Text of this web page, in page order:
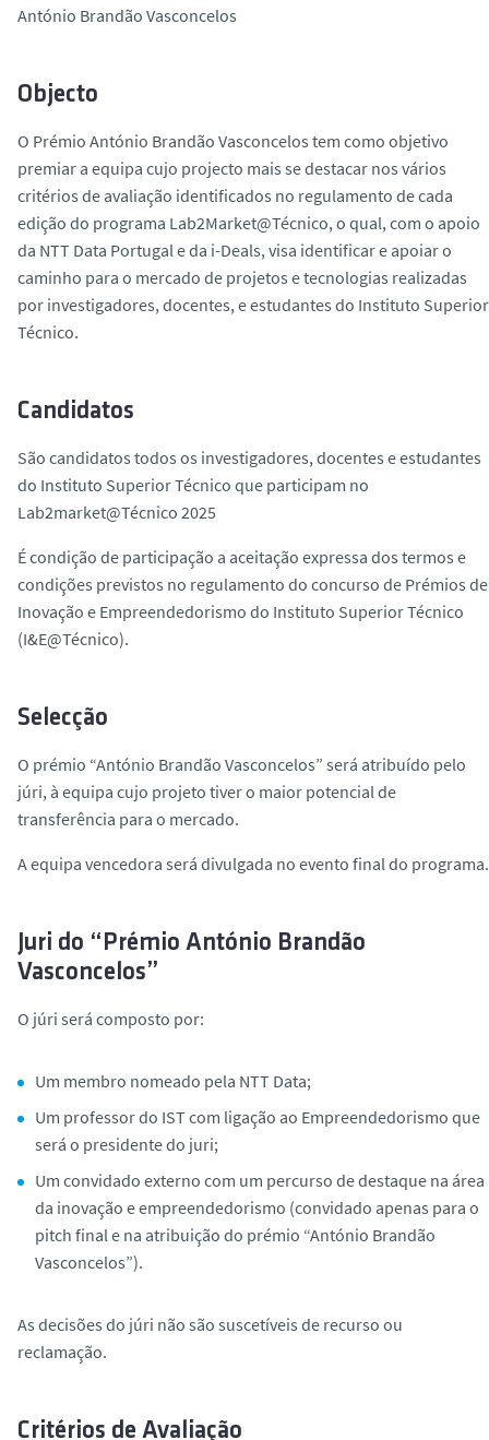
António Brandão Vasconcelos
Objecto
O Prémio António Brandão Vasconcelos tem como objetivo
premiar a equipa cujo projecto mais se destacar nos vários
critérios de avaliação identificados no regulamento de cada
edição do programa Lab2Market@Técnico, o qual, com o apoio
da NTT Data Portugal e da i-Deals, visa identificar e apoiar o
caminho para o mercado de projetos e tecnologias realizadas
por investigadores, docentes, e estudantes do Instituto Superior
Técnico.
Candidatos
São candidatos todos os investigadores, docentes e estudantes
do Instituto Superior Técnico que participam no
Lab2market@Técnico 2025
É condição de participação a aceitação expressa dos termos e
condições previstos no regulamento do concurso de Prémios de
Inovação e Empreendedorismo do Instituto Superior Técnico
(I&E@Técnico).
Selecção
O prémio “António Brandão Vasconcelos” será atribuído pelo
júri, à equipa cujo projeto tiver o maior potencial de
transferência para o mercado.
A equipa vencedora será divulgada no evento final do programa.
Juri do “Prémio António Brandão
Vasconcelos”
O júri será composto por:
Um membro nomeado pela NTT Data;
Um professor do IST com ligação ao Empreendedorismo que
será o presidente do juri;
Um convidado externo com um percurso de destaque na área
da inovação e empreendedorismo (convidado apenas para o
pitch final e na atribuição do prémio “António Brandão
Vasconcelos”).
As decisões do júri não são suscetíveis de recurso ou
reclamação.
Critérios de Avaliação